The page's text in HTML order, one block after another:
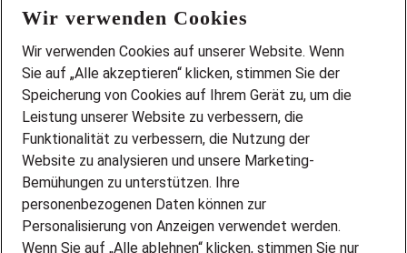
FAQ
Wir stellen ein!
DEINE BERUFSGRUPPE
DEINE LEBENSSITUATION
PARTNERSHIP WITH AIRBUS
INITIATIV BEWERBEN
ÜBER UNS
STANDORTE
Wir verwenden Cookies
Wir verwenden Cookies auf unserer Website. Wenn
Sie auf „Alle akzeptieren“ klicken, stimmen Sie der
Speicherung von Cookies auf Ihrem Gerät zu, um die
Leistung unserer Website zu verbessern, die
Funktionalität zu verbessern, die Nutzung der
Website zu analysieren und unsere Marketing-
Bemühungen zu unterstützen. Ihre
personenbezogenen Daten können zur
Personalisierung von Anzeigen verwendet werden.
Wenn Sie auf „Alle ablehnen“ klicken, stimmen Sie nur